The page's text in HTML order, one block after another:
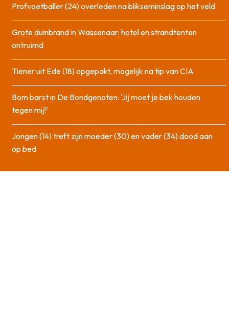
Profvoetballer (24) overleden na blikseminslag op het veld
Grote duinbrand in Wassenaar: hotel en strandtenten
ontruimd
Tiener uit Ede (18) opgepakt, mogelijk na tip van CIA
Bom barst in De Bondgenoten: ‘Jij moet je bek houden
tegen mij!’
Jongen (14) treft zijn moeder (30) en vader (34) dood aan
op bed